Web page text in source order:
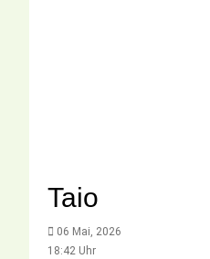
Taio
06 Mai, 2026
18:42 Uhr